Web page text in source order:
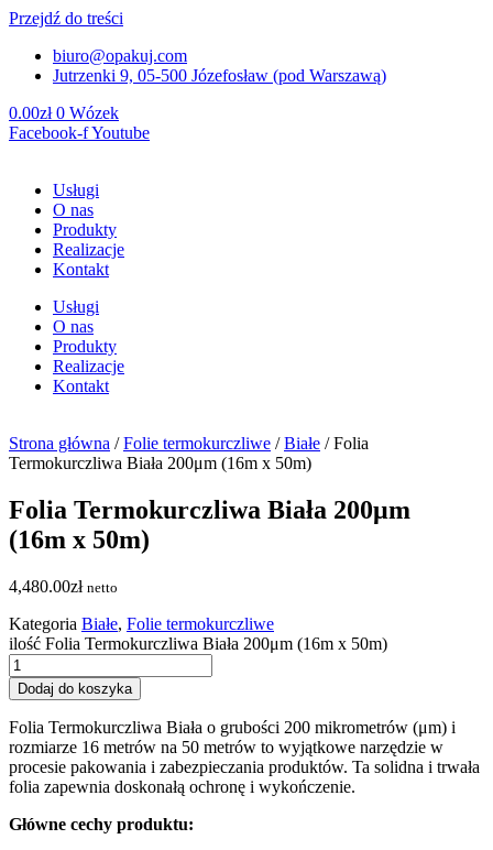
Przejdź do treści
biuro@opakuj.com
Jutrzenki 9, 05-500 Józefosław (pod Warszawą)
0.00zł 0 Wózek
Facebook-fYoutube
Usługi
O nas
Produkty
Realizacje
Kontakt
Usługi
O nas
Produkty
Realizacje
Kontakt
Strona główna /Folie termokurczliwe /Białe / Folia
Termokurczliwa Biała 200μm (16m x 50m)
Folia Termokurczliwa Biała 200μm
(16m x 50m)
4,480.00zł netto
Kategoria Białe, Folie termokurczliwe
ilość Folia Termokurczliwa Biała 200μm (16m x 50m)
Dodaj do koszyka
Folia Termokurczliwa Biała o grubości 200 mikrometrów (μm) i
rozmiarze 16 metrów na 50 metrów to wyjątkowe narzędzie w
procesie pakowania i zabezpieczania produktów. Ta solidna i trwała
folia zapewnia doskonałą ochronę i wykończenie.
Główne cechy produktu: